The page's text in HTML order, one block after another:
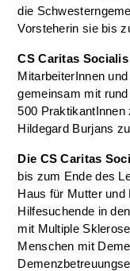
die
Vorsteherin sie bis
CS Caritas
MitarbeiterInnen
gemeinsam mit
500
Hildegard Burjans
Die CS Caritas
bis zum Ende des
Haus für Mutter und
Hilfesuchende in
mit Multiple
Menschen mit